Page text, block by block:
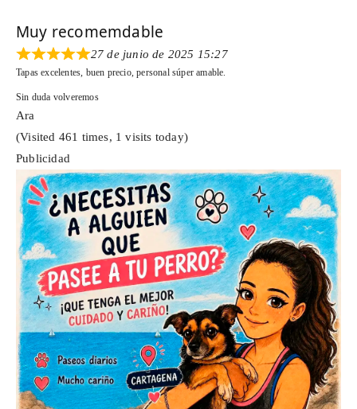
Muy recomemdable
27 de junio de 2025 15:27
Tapas excelentes, buen precio, personal súper amable.
Sin duda volveremos
Ara
(Visited 461 times, 1 visits today)
Publicidad